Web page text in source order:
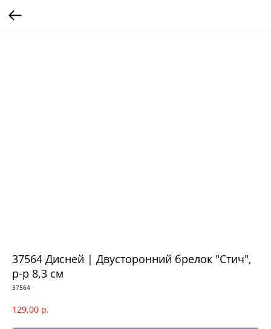
37564 Дисней | Двусторонний брелок "Стич",
р-р 8,3 см
37564
129,00 р.